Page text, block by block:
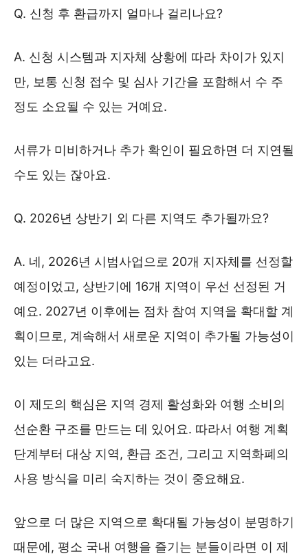
Q. 신청 후 환급까지 얼마나 걸리나요?
A. 신청 시스템과 지자체 상황에 따라 차이가 있지
만, 보통 신청 접수 및 심사 기간을 포함해서 수 주
정도 소요될 수 있는 거예요.
서류가 미비하거나 추가 확인이 필요하면 더 지연될
수도 있는 잖아요.
Q. 2026년 상반기 외 다른 지역도 추가될까요?
A. 네, 2026년 시범사업으로 20개 지자체를 선정할
예정이었고, 상반기에 16개 지역이 우선 선정된 거
예요. 2027년 이후에는 점차 참여 지역을 확대할 계
획이므로, 계속해서 새로운 지역이 추가될 가능성이
있는 더라고요.
이 제도의 핵심은 지역 경제 활성화와 여행 소비의
선순환 구조를 만드는 데 있어요. 따라서 여행 계획
단계부터 대상 지역, 환급 조건, 그리고 지역화폐의
사용 방식을 미리 숙지하는 것이 중요해요.
앞으로 더 많은 지역으로 확대될 가능성이 분명하기
때문에, 평소 국내 여행을 즐기는 분들이라면 이 제